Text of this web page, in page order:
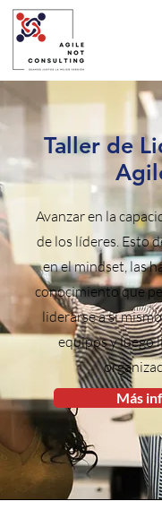
Taller de
Avanzar en la
de los líderes. Esto
en el mindset, las
conocimiento que
liderarse a sí
equipos y luego
Más